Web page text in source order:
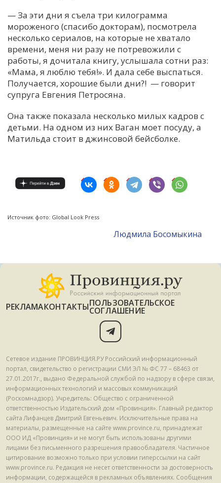
— За эти дни я съела три килограмма
мороженого (спасибо докторам), посмотрела
несколько сериалов, на которые не хватало
времени, меня ни разу не потревожили с
работы, я дочитала книгу, услышала сотни раз:
«Мама, я люблю тебя!». И дала себе выспаться.
Получается, хорошие были дни?! — говорит
супруга Евгения Петросяна.
Она также показала несколько милых кадров с
детьми. На одном из них Ваган моет посуду, а
Матильда стоит в джинсовой бейсболке.
Источник фото: Global Look Press
Людмила Босомыкина
РЕКЛАМАКОНТАКТЫПОЛЬЗОВАТЕЛЬСКОЕ
СОГЛАШЕНИЕ
Сетевое издание ПРОВИНЦИЯ.РУ Российский информационный
портал, свидетельство о регистрации СМИ ЭЛ № ФС 77 – 68463 от
27.01.2017г., выдано Федеральной службой по надзору в сфере связи,
информационных технологий и массовых коммуникаций
(Роскомнадзор). Учредитель: Общество с ограниченной
ответственностью Издательский дом «Провинция». Главный редактор
сайта Лифанцев Дмитрий Евгеньевич. Исключительные права на
материалы, размещенные на сайте www.province.ru, принадлежат
ООО ИД «Провинция» и не могут быть использованы другими
лицами без письменного разрешения правообладателя. Частичное
цитирование возможно только при условии гиперссылки на сайт
www.province.ru. Редакция не несет ответственности за достоверность
информации, содержащейся в рекламных объявлениях. Сообщения